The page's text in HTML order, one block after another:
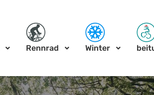
Rennrad Winter